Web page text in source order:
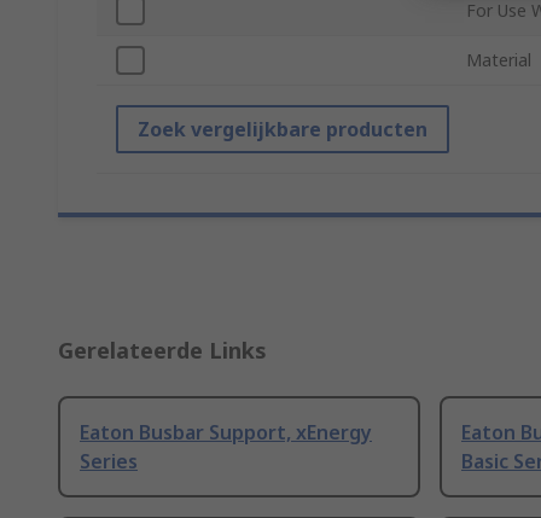
For Use
Material
Zoek vergelijkbare producten
Gerelateerde Links
Eaton Busbar Support, xEnergy
Series
Eaton
Basic